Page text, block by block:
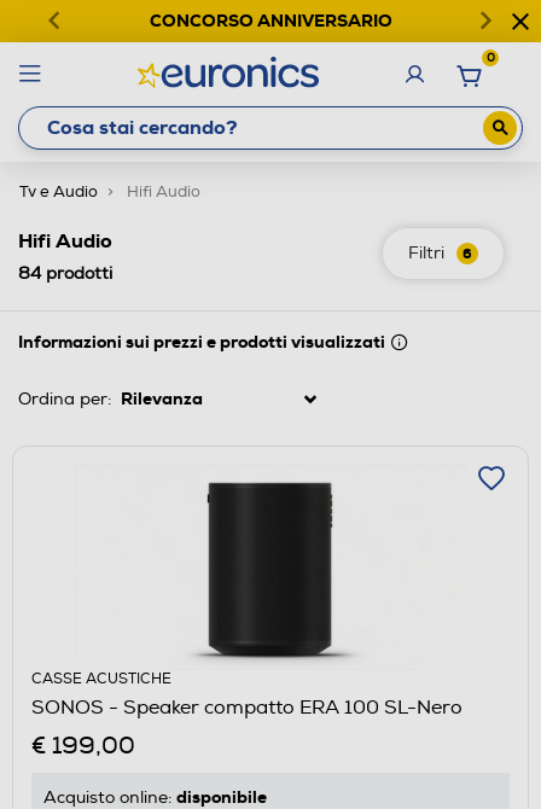
CONCORSO ANNIVERSARIO
0
Tv e Audio Hifi Audio
Filtri 6
Hifi Audio
84prodotti
Informazioni sui prezzi e prodotti visualizzati
Ordina per:
CASSE ACUSTICHE
SONOS - Speaker compatto ERA 100 SL-Nero
€ 199,00
Acquisto online: disponibile